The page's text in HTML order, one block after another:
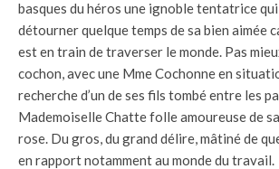
basques du héros une ignoble tentatrice
détourner quelque temps de sa bien aimée
est en train de traverser le monde. Pas
cochon, avec une Mme Cochonne en
recherche d’un de ses fils tombé entre les
Mademoiselle Chatte folle amoureuse de
rose. Du gros, du grand délire, mâtiné de
en rapport notamment au monde du travail.